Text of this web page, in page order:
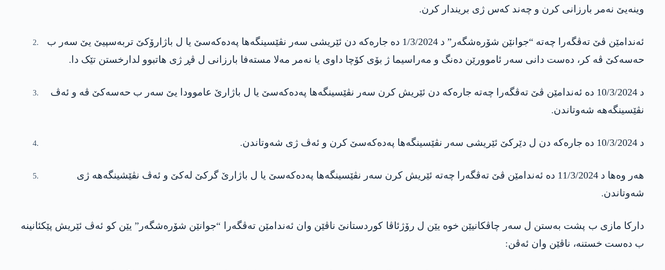
وینەیێ نەمر بارزانی کرن و چەند کەس ژی بریندار کرن.
ئەندامێن ڤێ تەڤگەرا چەتە “جوانێن شۆرەشگەر” د 1/3/2024 دە جارەکە دن ئێریشی سەر نڤێسینگەها پەدەکەسێ یا ل باژارۆکێ تربەسپیێ یێ سەر ب
حەسەکێ ڤە کر، دەست دانی سەر ئاموورێن دەنگ و مەراسیما ژ بۆی کۆچا داوی یا نەمر مەلا مستەفا بارزانی ل ڤڕ ژی هاتبوو لدارخستن تێک دا.
د 10/3/2024 دە ئەندامێن ڤێ تەڤگەرا چەتە جارەکە دن ئێریش کرن سەر نڤێسینگەها پەدەکەسێ یا ل باژارێ عاموودا یێ سەر ب حەسەکێ ڤە و ئەڤ
نڤێسینگەهە شەوتاندن.
د 10/3/2024 دە جارەکە دن ل دێرکێ ئێریشی سەر نڤێسینگەها پەدەکەسێ کرن و ئەڤ ژی شەوتاندن.
هەر وەها د 11/3/2024 دە ئەندامێن ڤێ تەڤگەرا چەتە ئێریش کرن سەر نڤێسینگەها پەدەکەسێ یا ل باژارێ گرکێ لەکێ و ئەڤ نڤێشینگەهە ژی
شەوتاندن.
دارکا مازی ب پشت بەستن ل سەر چاڤکانیێن خوە یێن ل رۆژئاڤا کوردستانێ ناڤێن وان ئەندامێن تەڤگەرا “جوانێن شۆرەشگەر” یێن کو ئەڤ ئێریش پێکئانینە
ب دەست خستنە، ناڤێن وان ئەڤن: